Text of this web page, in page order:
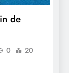
de
0
20